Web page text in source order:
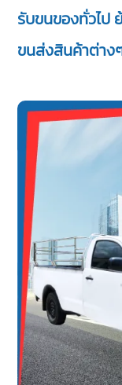
รับขนของทั่วไป
ขนส่งสินค้าต่าง